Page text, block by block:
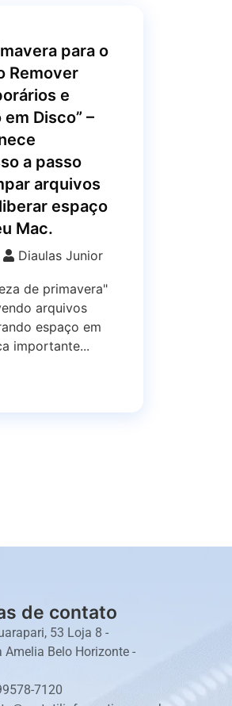
para o
Remover
e
Disco” –
a passo
arquivos
espaço
Mac.
Diaulas Junior
de primavera"
arquivos
espaço em
importante...
de contato
53 Loja 8 -
Amelia Belo Horizonte -
7120